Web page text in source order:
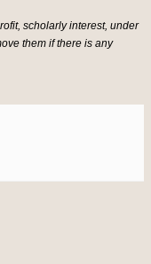
scholarly interest, under
them if there is any